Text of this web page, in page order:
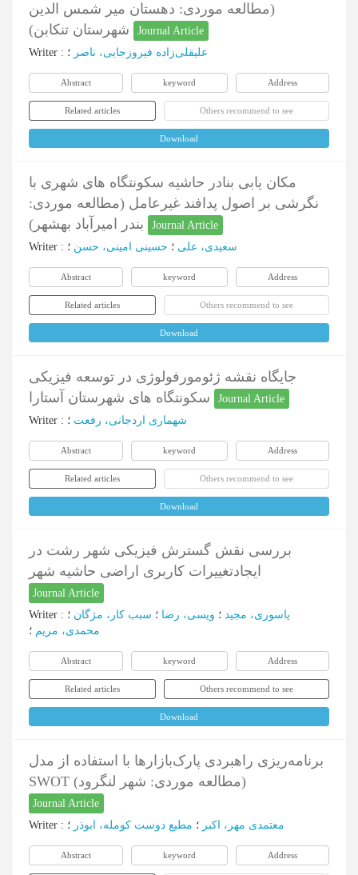
(مطالعه موردی: دهستان میر شمس الدین
Journal Article
Writer : علیقلی‌زاده فیروزجایی، ناصر ؛
Abstract keyword Address
Related articles Others recommend to see
Download
مکان یابی بنادر حاشیه سکونتگاه های شهری با
نگرشی بر اصول پدافند غیرعامل (مطالعه موردی:
Journal Article
Writer : سعیدی، علی ؛ حسینی امینی، حسن ؛
Abstract keyword Address
Related articles Others recommend to see
Download
جایگاه نقشه ژئومورفولوژی در توسعه فیزیکی
Journal Article
Writer : شهماری اردجانی، رفعت ؛
Abstract keyword Address
Related articles Others recommend to see
Download
بررسی نقش گسترش فیزیکی شهر رشت در
ایجادتغییرات کاربری اراضی حاشیه شهر
Journal Article
Writer : یاسوری، مجید ؛ ویسی، رضا ؛ سبب کار، مژگان ؛
محمدی، مریم ؛
Abstract keyword Address
Related articles Others recommend to see
Download
برنامه‌ریزی راهبردی پارک‌بازارها با استفاده از مدل
SWOT (مطالعه موردی: شهر لنگرود)
Journal Article
Writer : معتمدی مهر، اکبر ؛ مطیع دوست کومله، ابوذر ؛
Abstract keyword Address